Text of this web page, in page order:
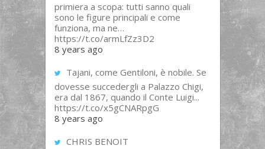
primiera a scopa: tutti sanno quali
sono le figure principali e come
funziona, ma ne…
https://t.co/armLfZz3D2
8 years ago
Tajani, come Gentiloni, è nobile. Se
dovesse succedergli a Palazzo Chigi,
era dal 1867, quando il Conte Luigi...
https://t.co/x5gCNARpgG
8 years ago
CHRIS BENOIT